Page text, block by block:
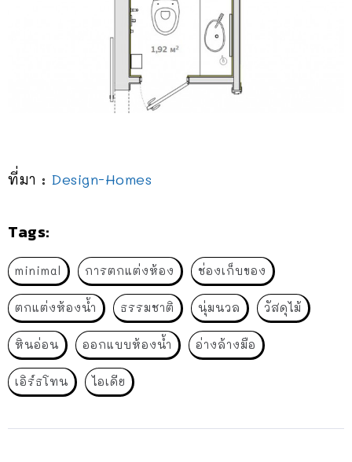
ที่มา : Design-Homes
Tags:
minimal การตกแต่งห้อง ช่องเก็บของ
ตกแต่งห้องน้ำ ธรรมชาติ นุ่มนวล วัสดุไม้
หินอ่อน ออกแบบห้องน้ำ อ่างล้างมือ
เอิร์ธโทน ไอเดีย